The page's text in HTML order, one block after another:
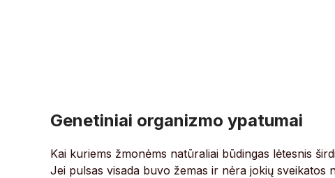
Genetiniai organizmo ypatumai
Kai kuriems žmonėms natūraliai būdingas lėtesnis
Jei pulsas visada buvo žemas ir nėra jokių